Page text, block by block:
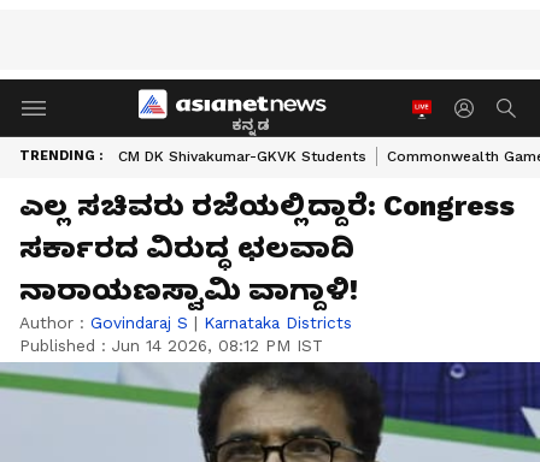
ಕನ್ನಡ
TRENDING : CM DK Shivakumar-GKVK Students Commonwealth
ಎಲ್ಲ ಸಚಿವರು ರಜೆಯಲ್ಲಿದ್ದಾರೆ: Congress
ಸರ್ಕಾರದ ವಿರುದ್ಧ ಛಲವಾದಿ
ನಾರಾಯಣಸ್ವಾಮಿ ವಾಗ್ದಾಳಿ!
Author : Govindaraj S | Karnataka Districts
Published : Jun 14 2026, 08:12 PM IST